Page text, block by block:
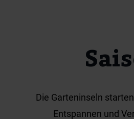
Die Garteninseln
Entspannen und